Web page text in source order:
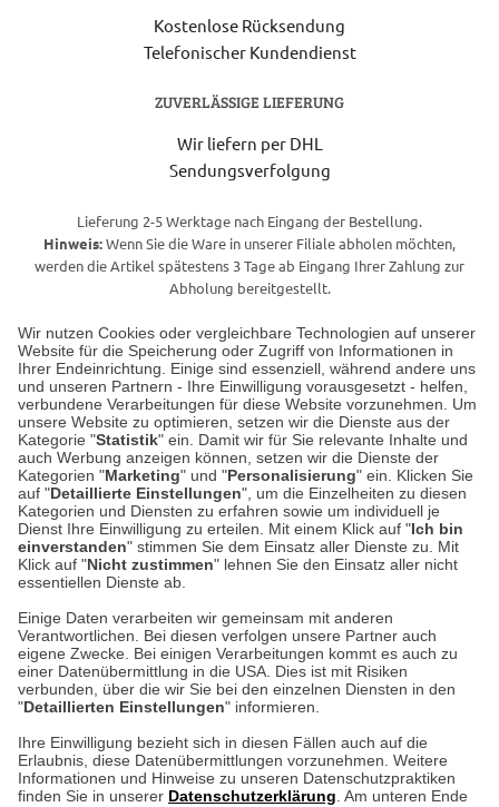
Wir nutzen Cookies oder vergleichbare Technologien auf unserer
Website für die Speicherung oder Zugriff von Informationen in
Ihrer Endeinrichtung. Einige sind essenziell, während andere uns
und unseren Partnern - Ihre Einwilligung vorausgesetzt - helfen,
verbundene Verarbeitungen für diese Website vorzunehmen. Um
unsere Website zu optimieren, setzen wir die Dienste aus der
Kategorie "Statistik" ein. Damit wir für Sie relevante Inhalte und
auch Werbung anzeigen können, setzen wir die Dienste der
Kategorien "Marketing" und "Personalisierung" ein. Klicken Sie
auf "Detaillierte Einstellungen", um die Einzelheiten zu diesen
Kategorien und Diensten zu erfahren sowie um individuell je
Dienst Ihre Einwilligung zu erteilen. Mit einem Klick auf "Ich bin
einverstanden" stimmen Sie dem Einsatz aller Dienste zu. Mit
Klick auf "Nicht zustimmen" lehnen Sie den Einsatz aller nicht
essentiellen Dienste ab.
Einige Daten verarbeiten wir gemeinsam mit anderen
Verantwortlichen. Bei diesen verfolgen unsere Partner auch
eigene Zwecke. Bei einigen Verarbeitungen kommt es auch zu
einer Datenübermittlung in die USA. Dies ist mit Risiken
verbunden, über die wir Sie bei den einzelnen Diensten in den
"Detaillierten Einstellungen" informieren.
Ihre Einwilligung bezieht sich in diesen Fällen auch auf die
Erlaubnis, diese Datenübermittlungen vorzunehmen. Weitere
Informationen und Hinweise zu unseren Datenschutzpraktiken
finden Sie in unserer Datenschutzerklärung . Am unteren Ende
Kostenlose Rücksendung
Telefonischer Kundendienst
ZUVERLÄSSIGE LIEFERUNG
Wir liefern per DHL
Sendungsverfolgung
Lieferung 2-5 Werktage nach Eingang der Bestellung.
Hinweis:Wenn Sie die Ware in unserer Filiale abholen möchten,
werden die Artikel spätestens 3 Tage ab Eingang Ihrer Zahlung zur
Abholung bereitgestellt.
Unser Geschäft in Meckenheim
Auf dem Steinbüchel 6
53340 Meckenheim
Montag bis Samstag 9:00 Uhr bis 18:00 Uhr
weitere Information
Hier finden Sie uns im Netz
Kontakt
Umwelt und Entsorgung
Zur Echtheit von Bewertungen
Hinweisgeber-Schutzgesetz
Cookie-Einstellungen in Ihrem Browser
ACHTUNG!
Ihr Browser speichert aktuell keine Cookies!